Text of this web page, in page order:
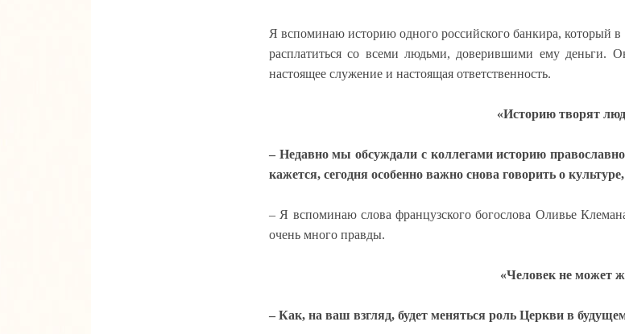
Я вспоминаю историю одного российского банкира, который
расплатиться со всеми людьми, доверившими ему деньги.
настоящее служение и настоящая ответственность.
«Историю творят
– Недавно мы обсуждали с коллегами историю
кажется, сегодня особенно важно снова говорить о
– Я вспоминаю слова французского богослова Оливье
очень много правды.
«Человек не может
– Как, на ваш взгляд, будет меняться роль Церкви в